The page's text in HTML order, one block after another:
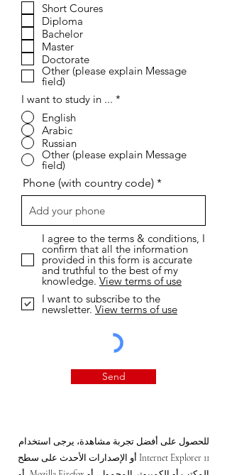
Short Coures
Diploma
Bachelor
Master
Doctorate
Other (please explain Message
field)
I want to study in ... *
English
Arabic
Russian
Other (please explain Message
field)
Phone (with country code)
I agree to the terms & conditions, I
confirm that all the information
provided in this form is accurate
and truthful to the best of my
knowledge. View terms of use
I want to subscribe to the
newsletter. View terms of use
Send
للحصول على أفضل تجربة مشاهدة، يرجى استخدام
Internet Explorer 11 أو الإصدارات الأحدث على سطح